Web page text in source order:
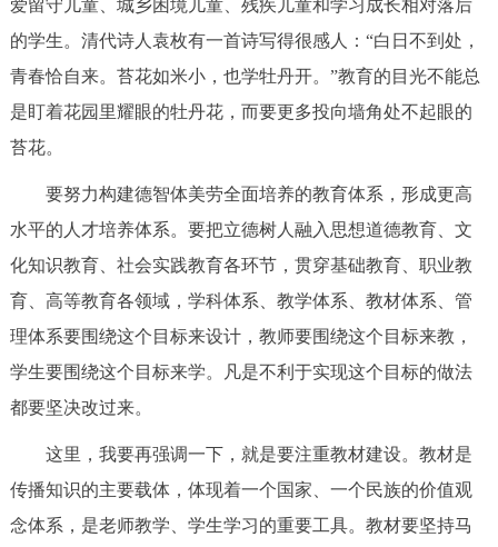
爱留守儿童、城乡困境儿童、残疾儿童和学习成长相对落后
的学生。清代诗人袁枚有一首诗写得很感人：“白日不到处，
青春恰自来。苔花如米小，也学牡丹开。”教育的目光不能总
是盯着花园里耀眼的牡丹花，而要更多投向墙角处不起眼的
苔花。
要努力构建德智体美劳全面培养的教育体系，形成更高
水平的人才培养体系。要把立德树人融入思想道德教育、文
化知识教育、社会实践教育各环节，贯穿基础教育、职业教
育、高等教育各领域，学科体系、教学体系、教材体系、管
理体系要围绕这个目标来设计，教师要围绕这个目标来教，
学生要围绕这个目标来学。凡是不利于实现这个目标的做法
都要坚决改过来。
这里，我要再强调一下，就是要注重教材建设。教材是
传播知识的主要载体，体现着一个国家、一个民族的价值观
念体系，是老师教学、学生学习的重要工具。教材要坚持马